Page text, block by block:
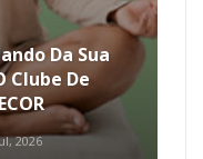
Da Sua
Clube De
2026